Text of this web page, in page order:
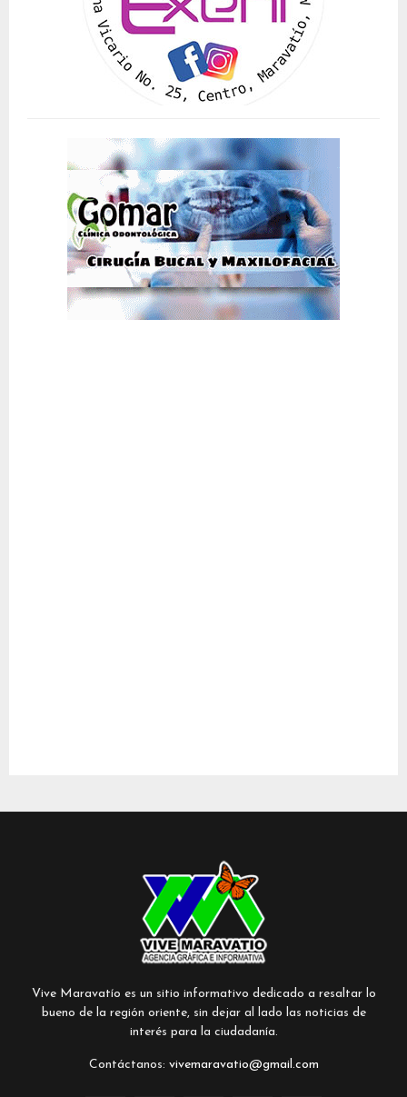
Vive Maravatío es un sitio informativo dedicado a resaltar lo
bueno de la región oriente, sin dejar al lado las noticias de
interés para la ciudadanía.
Contáctanos: vivemaravatio@gmail.com